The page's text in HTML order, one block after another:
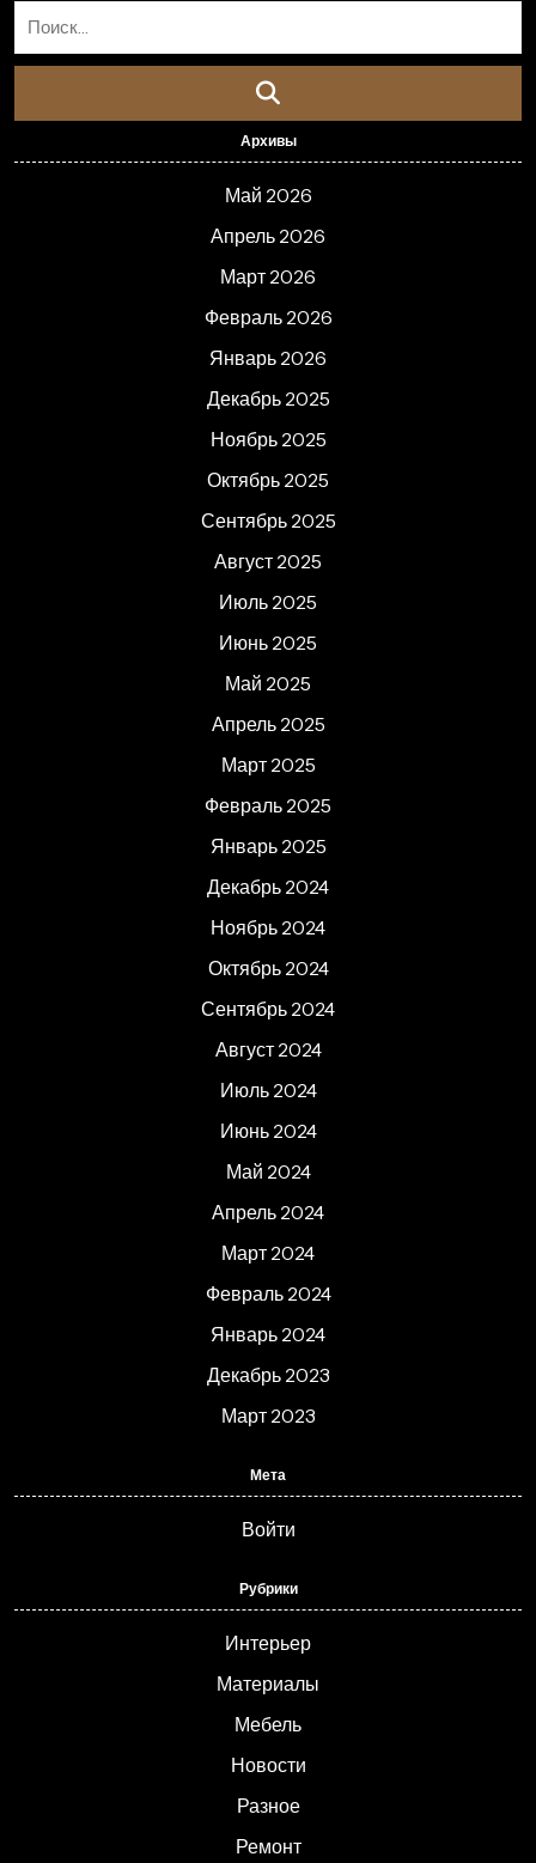
Архивы
Май 2026
Апрель 2026
Март 2026
Февраль 2026
Январь 2026
Декабрь 2025
Ноябрь 2025
Октябрь 2025
Сентябрь 2025
Август 2025
Июль 2025
Июнь 2025
Май 2025
Апрель 2025
Март 2025
Февраль 2025
Январь 2025
Декабрь 2024
Ноябрь 2024
Октябрь 2024
Сентябрь 2024
Август 2024
Июль 2024
Июнь 2024
Май 2024
Апрель 2024
Март 2024
Февраль 2024
Январь 2024
Декабрь 2023
Март 2023
Мета
Войти
Рубрики
Интерьер
Материалы
Мебель
Новости
Разное
Ремонт